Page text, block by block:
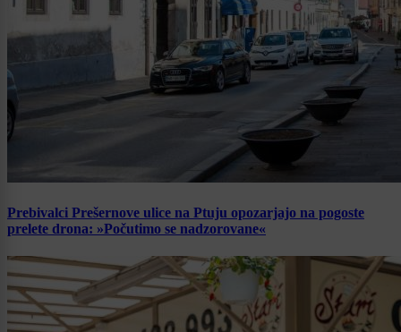
Prebivalci Prešernove ulice na Ptuju opozarjajo na pogoste
prelete drona: »Počutimo se nadzorovane«